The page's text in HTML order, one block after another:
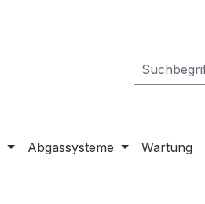
Abgassysteme Wartung